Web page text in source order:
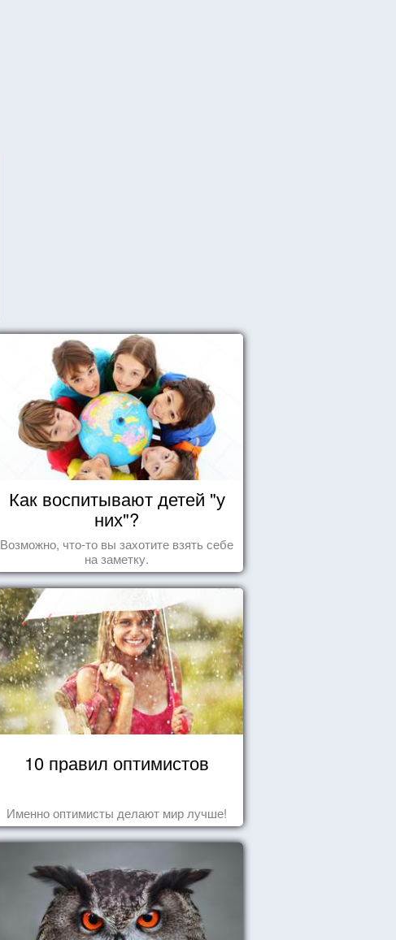
Как воспитывают детей "у
них"?
Возможно, что-то вы захотите взять себе
на заметку.
10 правил оптимистов
Именно оптимисты делают мир лучше!